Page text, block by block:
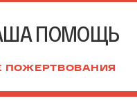
ПОМОЩЬ
ПОЖЕРТВОВАНИЯ